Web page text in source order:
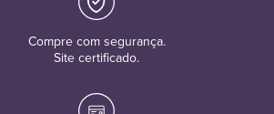
Compre com segurança.
Site certificado.